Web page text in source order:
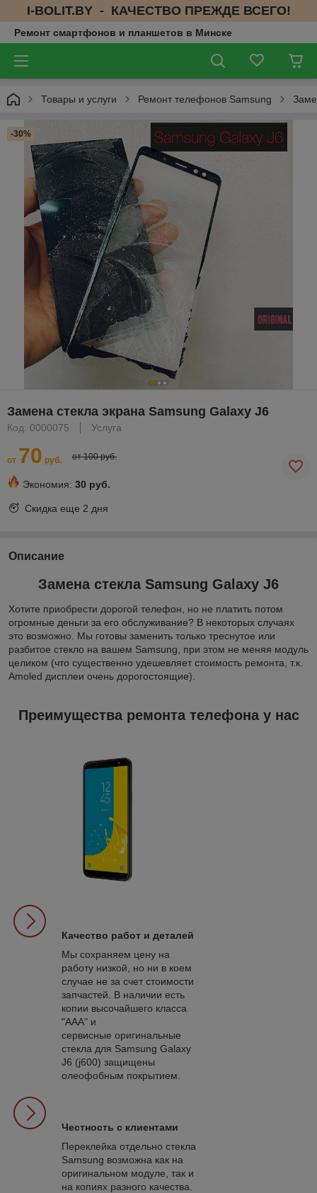
I-BOLIT.BY - КАЧЕСТВО ПРЕЖДЕ ВСЕГО!
Ремонт смартфонов и планшетов в Минске
Товары и услуги Ремонт телефонов Samsung
-30%
Замена стекла экрана Samsung Galaxy J6
Код: 0000075 Услуга
от 70 руб. от 100 руб.
Экономия: 30 руб.
Скидка еще 2 дня
Описание
Замена стекла Samsung Galaxy J6
Хотите приобрести дорогой телефон, но не платить потом
огромные деньги за его обслуживание? В некоторых случаях
это возможно. Мы готовы заменить только треснутое или
разбитое стекло на вашем Samsung, при этом не меняя модуль
целиком (что существенно удешевляет стоимость ремонта, т.к.
Amoled дисплеи очень дорогостоящие).
Преимущества ремонта телефона у нас
Качество работ и деталей
Мы сохраняем цену на
работу низкой, но ни в коем
случае не за счет стоимости
запчастей. В наличии есть
копии высочайшего класса
"ААА" и
сервисные оригинальные
стекла для Samsung Galaxy
J6 (j600) защищены
олеофобным покрытием.
Честность с клиентами
Переклейка отдельно стекла
Samsung возможна как на
оригинальном модуле, так и
на копиях разного качества.